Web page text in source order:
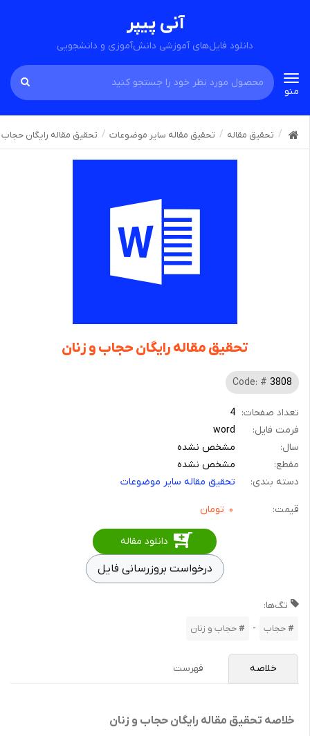
آنی پیپر
دانلود فایل‌های آموزشی دانش‌آموزی و دانشجویی
Toggle
navigation
منو
تحقیق مقاله تحقیق مقاله سایر موضوعات تحقیق مقاله رایگان حجاب
تحقیق مقاله رایگان حجاب و زنان
Code: # 3808
تعداد صفحات: 4
فرمت فایل:
word
سال:
مشخص نشده
مقطع:
مشخص نشده
دسته بندی:
تحقیق مقاله سایر موضوعات
قیمت: ۰ تومان
دانلود مقاله
درخواست بروزرسانی فایل
تگ‌ها:
حجاب - حجاب و زنان
خلاصه فهرست
خلاصه تحقیق مقاله رایگان حجاب و زنان